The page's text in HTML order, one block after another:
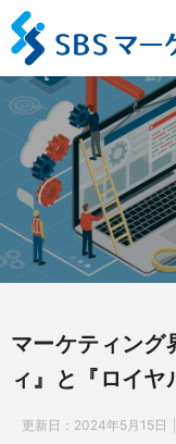
マーケティング
ィ』と『ロイヤ
更新日： 2024年5月15日